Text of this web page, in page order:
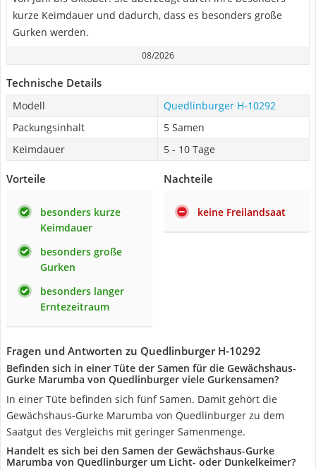
kurze Keimdauer und dadurch, dass es besonders große
Gurken werden.
08/2026
Technische Details
Modell
Quedlinburger H-10292
Packungsinhalt
5 Samen
Keimdauer
5 - 10 Tage
Vorteile
besonders kurze
Keimdauer
besonders große
Gurken
besonders langer
Erntezeitraum
Nachteile
keine Freilandsaat
Fragen und Antworten zu Quedlinburger H-10292
Befinden sich in einer Tüte der Samen für die Gewächshaus-
Gurke Marumba von Quedlinburger viele Gurkensamen?
In einer Tüte befinden sich fünf Samen. Damit gehört die
Gewächshaus-Gurke Marumba von Quedlinburger zu dem
Saatgut des Vergleichs mit geringer Samenmenge.
Handelt es sich bei den Samen der Gewächshaus-Gurke
Marumba von Quedlinburger um Licht- oder Dunkelkeimer?